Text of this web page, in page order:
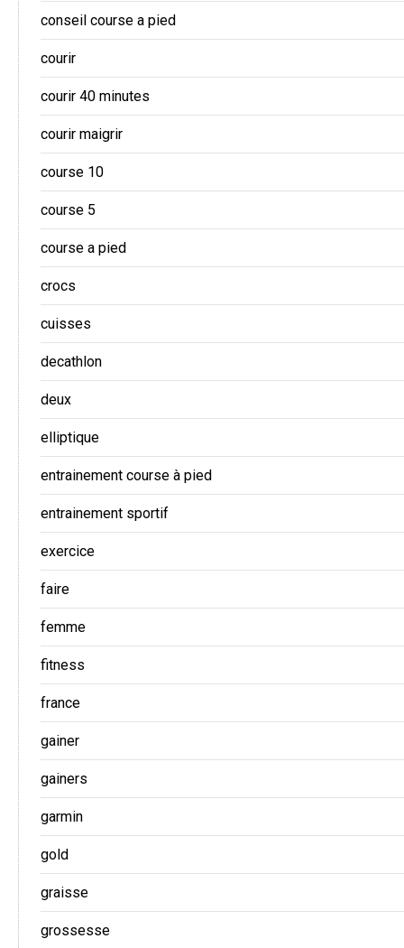
conseil course a pied
courir
courir 40 minutes
courir maigrir
course 10
course 5
course a pied
crocs
cuisses
decathlon
deux
elliptique
entrainement course à pied
entrainement sportif
exercice
faire
femme
fitness
france
gainer
gainers
garmin
gold
graisse
grossesse